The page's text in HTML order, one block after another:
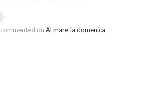
commented onAl mare la domenica